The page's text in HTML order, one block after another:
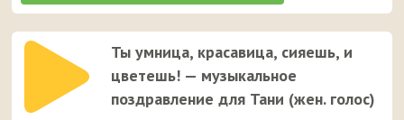
Ты умница, красавица, сияешь, и
цветешь! — музыкальное
поздравление для Тани (жен. голос)